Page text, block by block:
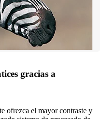
gracias a
ofrezca el mayor contraste y